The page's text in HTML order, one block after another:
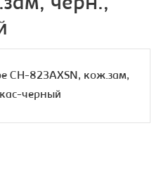
черн.,